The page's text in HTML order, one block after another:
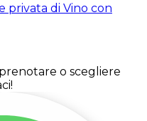
privata di Vino con
o scegliere